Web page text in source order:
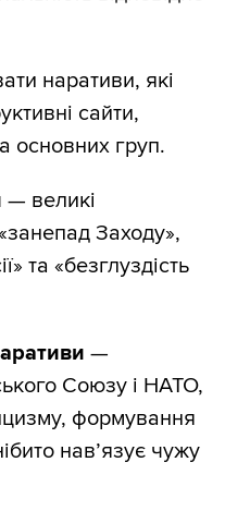
наративи, які
сайти,
основних груп.
— великі
Заходу»,
та «безглуздість
—
Союзу і НАТО,
формування
нав’язує чужу